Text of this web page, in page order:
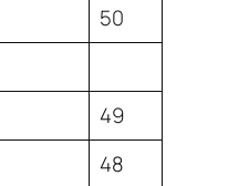
50
49
48